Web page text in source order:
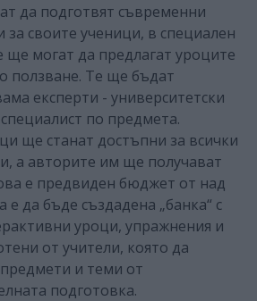
да подготвят съвременни
за своите ученици, в специален
ще могат да предлагат уроците
ползване. Те ще бъдат
експерти - университетски
по предмета.
ще станат достъпни за всички
а авторите им ще получават
е предвиден бюджет от над
е да бъде създадена „банка“ с
уроци, упражнения и
от учители, която да
и теми от
подготовка.